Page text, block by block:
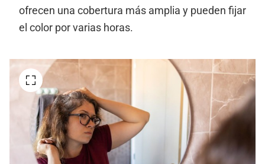
ofrecen una cobertura más amplia y pueden fijar
el color por varias horas.